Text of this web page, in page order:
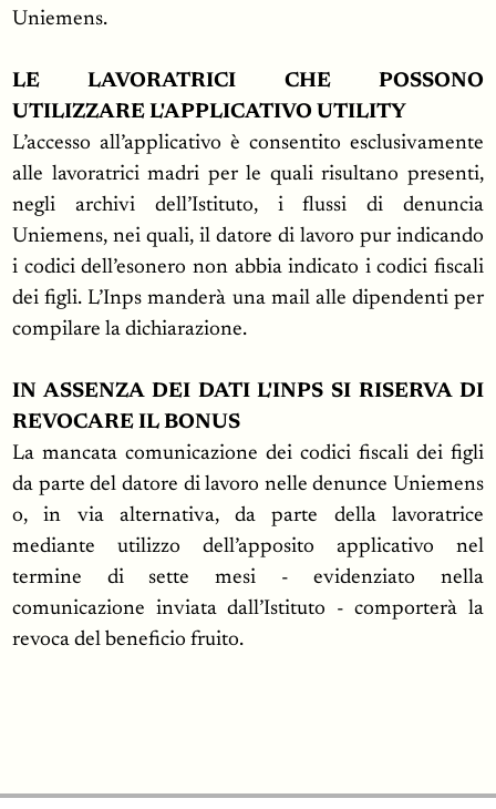
Uniemens.
LE LAVORATRICI CHE POSSONO
UTILIZZARE L'APPLICATIVO UTILITY
L’accesso all’applicativo è consentito esclusivamente
alle lavoratrici madri per le quali risultano presenti,
negli archivi dell’Istituto, i flussi di denuncia
Uniemens, nei quali, il datore di lavoro pur indicando
i codici dell’esonero non abbia indicato i codici fiscali
dei figli. L’Inps manderà una mail alle dipendenti per
compilare la dichiarazione.
IN ASSENZA DEI DATI L'INPS SI RISERVA DI
REVOCARE IL BONUS
La mancata comunicazione dei codici fiscali dei figli
da parte del datore di lavoro nelle denunce Uniemens
o, in via alternativa, da parte della lavoratrice
mediante utilizzo dell’apposito applicativo nel
termine di sette mesi - evidenziato nella
comunicazione inviata dall’Istituto - comporterà la
revoca del beneficio fruito.